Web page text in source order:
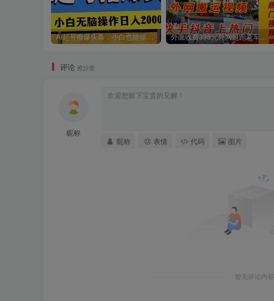
AI起号撸爆头条，小白也能操作，日入2000+ 外面收费398元外网超跑豪车汽车视频搬运至快手抖音上热门项目
评论 抢沙发
昵称
昵称 表情 代码 图片
暂无评论内容